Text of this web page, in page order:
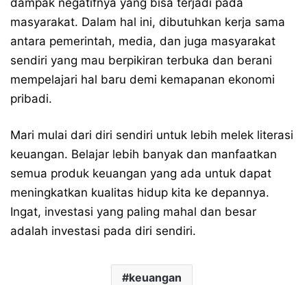
masyarakat. Dalam hal ini, dibutuhkan kerja sama
antara pemerintah, media, dan juga masyarakat
sendiri yang mau berpikiran terbuka dan berani
mempelajari hal baru demi kemapanan ekonomi
pribadi.
Mari mulai dari diri sendiri untuk lebih melek literasi
keuangan. Belajar lebih banyak dan manfaatkan
semua produk keuangan yang ada untuk dapat
meningkatkan kualitas hidup kita ke depannya.
Ingat, investasi yang paling mahal dan besar
adalah investasi pada diri sendiri.
keuangan